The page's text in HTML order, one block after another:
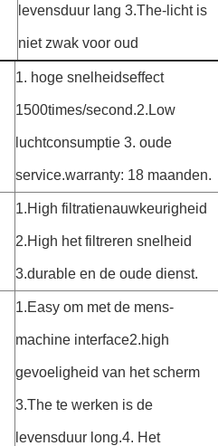
levensduur lang 3.The-licht is
niet zwak voor oud
1. hoge snelheidseffect
1500times/second.2.Low
luchtconsumptie 3. oude
service.warranty: 18 maanden.
1.High filtratienauwkeurigheid
2.High het filtreren snelheid
3.durable en de oude dienst.
1.Easy om met de mens-
machine interface2.high
gevoeligheid van het scherm
3.The te werken is de
levensduur long.4. Het